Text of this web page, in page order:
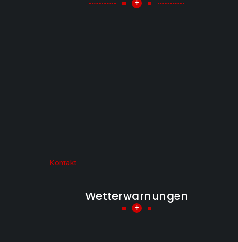
+
Kontakt
Wetterwarnungen
+